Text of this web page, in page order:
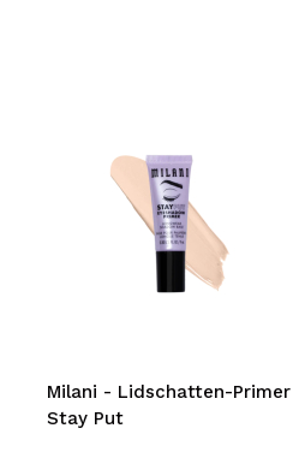
Milani - Lidschatten-Primer
Stay Put